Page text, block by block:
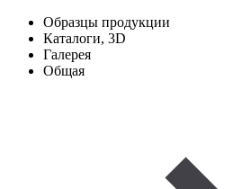
Образцы продукции
Каталоги, 3D
Галерея
Общая